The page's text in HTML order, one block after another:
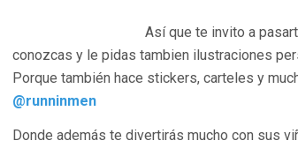
Así que te invito a
conozcas y le pidas tambien ilustraciones
Porque también hace stickers, carteles y
@runninmen
Donde además te divertirás mucho con sus